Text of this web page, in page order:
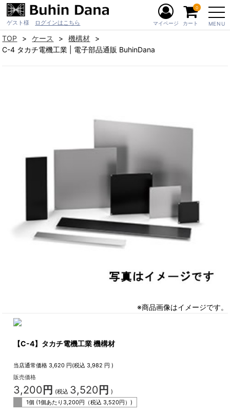
ゲスト様 ログインはこちら MENU
マイページ カート
0
TOP ケース
機構材
C-4 タカチ電機工業 | 電子部品通販 BuhinDana
※商品画像はイメージです。
【C-4】タカチ電機工業 機構材
当店通常価格 3,620 円(税込 3,982 円 )
販売価格
3,200 円 (税込 3,520 円 )
1個 (1個あたり 3,200円（税込 3,520円）)